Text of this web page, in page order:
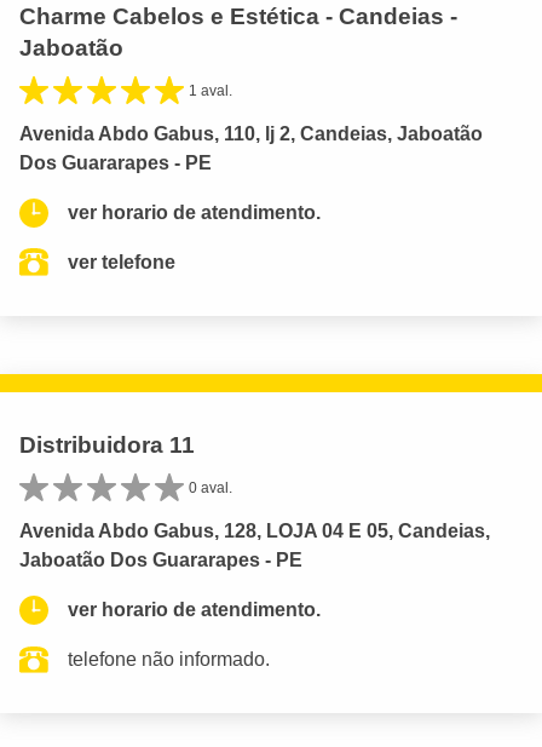
Charme Cabelos e Estética - Candeias -
Jaboatão
1 aval.
Avenida Abdo Gabus, 110, lj 2, Candeias, Jaboatão
Dos Guararapes - PE
ver horario de atendimento.
ver telefone
Distribuidora 11
0 aval.
Avenida Abdo Gabus, 128, LOJA 04 E 05, Candeias,
Jaboatão Dos Guararapes - PE
ver horario de atendimento.
telefone não informado.